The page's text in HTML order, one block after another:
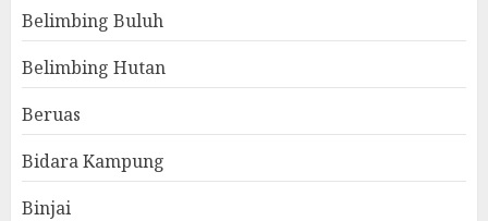
Belimbing Buluh
Belimbing Hutan
Beruas
Bidara Kampung
Binjai